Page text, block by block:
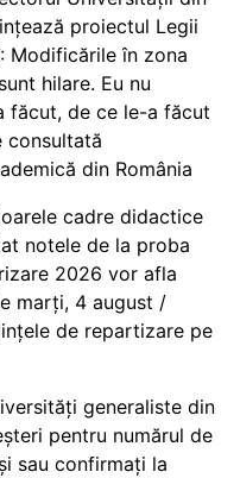
proiectul Legii
Modificările în zona
hilare. Eu nu
făcut, de ce le-a făcut
consultată
din România
cadre didactice
notele de la proba
2026 vor afla
marți, 4 august /
de repartizare pe
generaliste din
pentru numărul de
sau confirmați la